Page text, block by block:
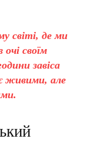
світі, де ми
своїм
завіса
живими, але